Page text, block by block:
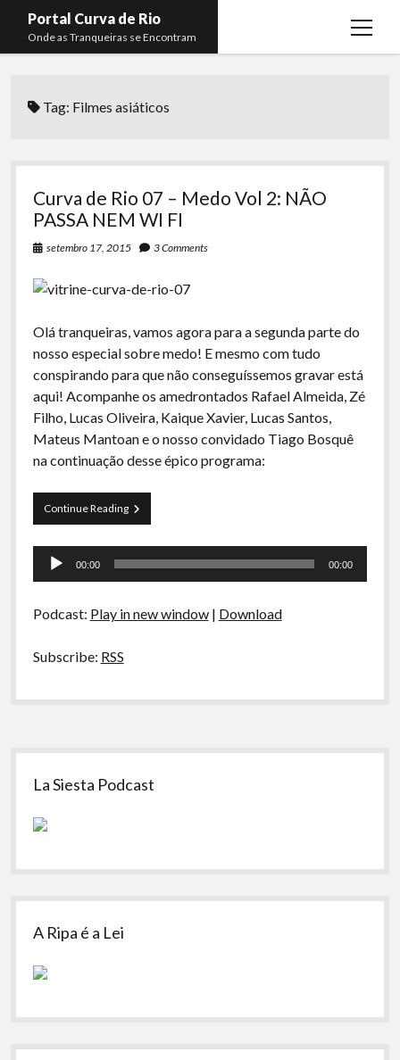
Portal Curva de Rio
Onde as Tranqueiras se Encontram
open
Curva de Rio
Komos
La Siesta Podcast
Arquivo CDR
Papo Tranqueira
A Ripa É a Lei
Especiais
Preliminares
Membros
Lucas Oliveira
Kaique Xavier
Tag: Filmes asiáticos
Curva de Rio 07 – Medo Vol 2: NÃO
PASSA NEM WI FI
setembro 17, 2015 3 Comments
Olá tranqueiras, vamos agora para a segunda parte do
nosso especial sobre medo! E mesmo com tudo
conspirando para que não conseguíssemos gravar está
aqui! Acompanhe os amedrontados Rafael Almeida, Zé
Filho, Lucas Oliveira, Kaique Xavier, Lucas Santos,
Mateus Mantoan e o nosso convidado Tiago Bosquê
na continuação desse épico programa:
Continue ReadingCurva
de
–
2:
FI
Tocador
00:00 00:00
Podcast: Play in new window| Download
Subscribe: RSS
Sidebar
La Siesta Podcast
A Ripa é a Lei